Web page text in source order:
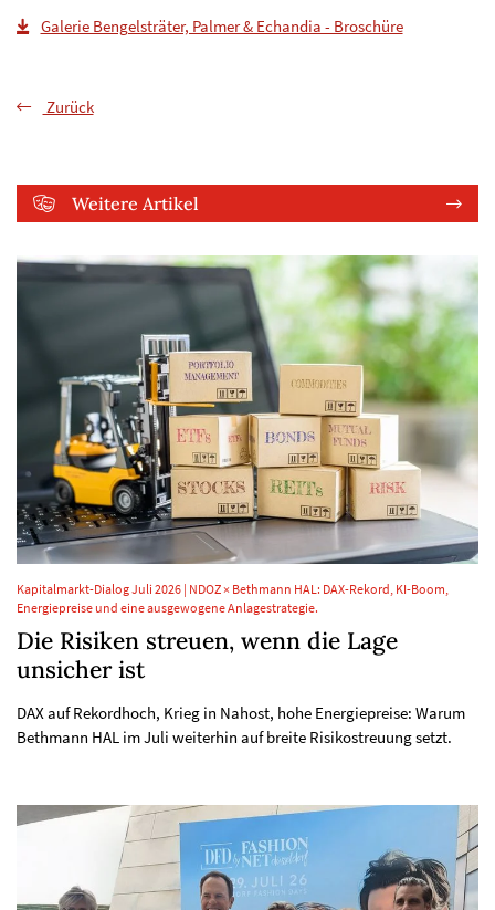
Galerie Bengelsträter, Palmer & Echandia - Broschüre
Zurück
Weitere Artikel
Kapitalmarkt-Dialog Juli 2026 | NDOZ × Bethmann HAL: DAX-Rekord, KI-Boom,
Energiepreise und eine ausgewogene Anlagestrategie.
Die Risiken streuen, wenn die Lage
unsicher ist
DAX auf Rekordhoch, Krieg in Nahost, hohe Energiepreise: Warum
Bethmann HAL im Juli weiterhin auf breite Risikostreuung setzt.